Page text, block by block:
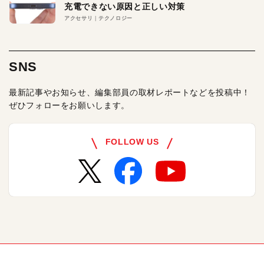
充電できない原因と正しい対策
アクセサリ テクノロジー
SNS
最新記事やお知らせ、編集部員の取材レポートなどを投稿中！
ぜひフォローをお願いします。
FOLLOW US